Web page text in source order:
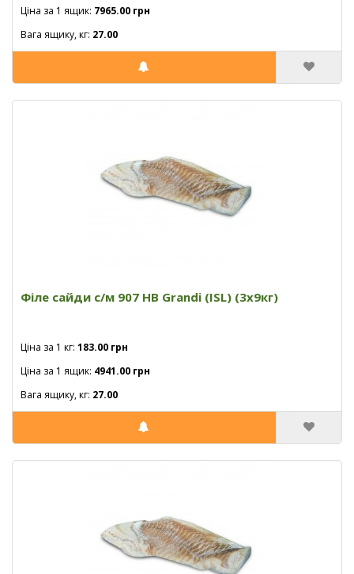
Ціна за 1 ящик: 7965.00 грн
Вага ящику, кг: 27.00
Філе сайди с/м 907 HB Grandi (ISL) (3x9кг)
Ціна за 1 кг: 183.00 грн
Ціна за 1 ящик: 4941.00 грн
Вага ящику, кг: 27.00